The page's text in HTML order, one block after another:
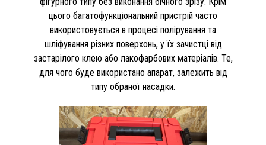
цього багатофункціональний пристрій часто
використовується в процесі полірування та
шліфування різних поверхонь, у їх зачистці від
застарілого клею або лакофарбових матеріалів. Те,
для чого буде використано апарат, залежить від
типу обраної насадки.